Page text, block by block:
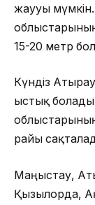
жаууы
15-20 метр
Күндіз
ыстық
райы
Маңғыстау,
Қызылорда,